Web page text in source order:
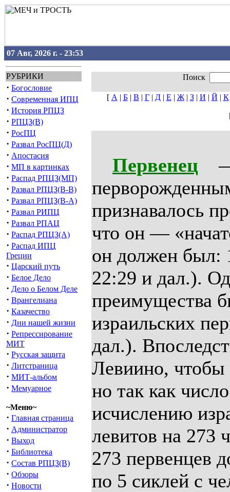
07 Авг, 2026 г. - 23:53
РУБРИКИ
· Богословие
· Современная ИПЦ
· История РПЦЗ
· РПЦЗ(В)
· РосПЦ
· Развал РосПЦ(Д)
· Апостасия
· МП в картинках
· Распад РПЦЗ(МП)
· Развал РПЦЗ(В-В)
· Развал РПЦЗ(В-А)
· Развал РИПЦ
· Развал РПАЦ
· Распад РПЦЗ(А)
· Распад ИПЦ
Греции
· Царский путь
· Белое Дело
· Дело о Белом Деле
· Врангелиана
· Казачество
· Дни нашей жизни
· Репрессирование
МИТ
· Русская защита
· Литстраница
· МИТ-альбом
· Мемуарное
~Меню~
· Главная страница
· Администратор
· Выход
· Библиотека
· Состав РПЦЗ(В)
· Обзоры
· Новости
Поиск
[ А | Б| В | Г| Д| Е | Ж| З| И | Й | К
Первенец —
признавалось
что он —
он должен был:
22:29 и дал.).
преимущества
израильских
дал.).
Левиино, чтобы
но так как
исчислению
левитов на 273
273 первенцев
по 5 сиклей с